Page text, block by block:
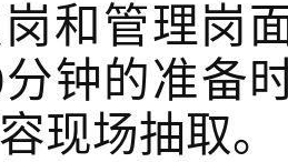
和管理岗
分钟的准备
现场抽取。